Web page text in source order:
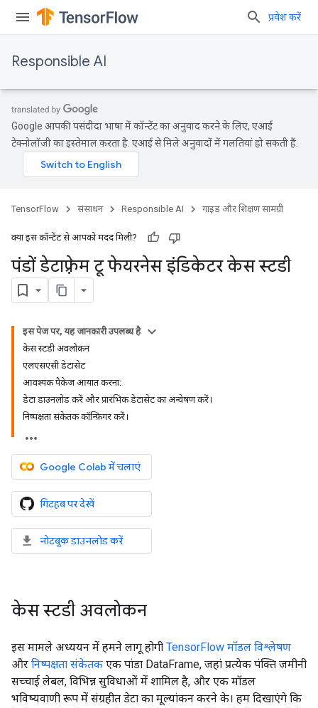
प्रवेश करें
Responsible AI
Google आपकी पसंदीदा भाषा में कॉन्टेंट का अनुवाद करने के लिए, एआई
टेक्नोलॉजी का इस्तेमाल करता है. एआई से मिले अनुवादों में गलतियां हो सकती हैं.
TensorFlow संसाधन Responsible AI गाइड और शिक्षण सामग्री
क्या इस कॉन्टेंट से आपको मदद मिली?
पंडों डेटाफ़्रेम टू फेयरनेस इंडिकेटर केस स्टडी
इस पेज पर, यह जानकारी उपलब्ध है
केस स्टडी अवलोकन
एलएसएसी डेटासेट
आवश्यक पैकेज आयात करना:
डेटा डाउनलोड करें और प्रारंभिक डेटासेट का अन्वेषण करें।
निष्पक्षता संकेतक कॉन्फ़िगर करें।
Google Colab में चलाएं
गिटहब पर देखें
नोटबुक डाउनलोड करें
केस स्टडी अवलोकन
इस मामले अध्ययन में हमने लागू होगी TensorFlow मॉडल विश्लेषण
और निष्पक्षता संकेतक एक पांडा DataFrame, जहां प्रत्येक पंक्ति जमीनी
सच्चाई लेबल, विभिन्न सुविधाओं में शामिल है, और एक मॉडल
भविष्यवाणी रूप में संग्रहीत डेटा का मूल्यांकन करने के। हम दिखाएंगे कि